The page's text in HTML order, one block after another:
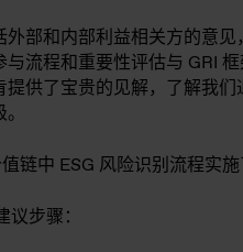
部和内部利益相关方的意
流程和重要性评估与 GRI
供了宝贵的见解，了解我
中 ESG 风险识别流程实施
步骤：